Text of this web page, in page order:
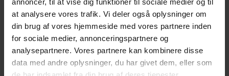
at analysere vores trafik. Vi deler også oplysninger om
din brug af vores hjemmeside med vores partnere inden
for sociale medier, annonceringspartnere og
analysepartnere. Vores partnere kan kombinere disse
data med andre oplysninger, du har givet dem, eller som
Betalingsmuligheder
Sikker Og Tryg E-Handel